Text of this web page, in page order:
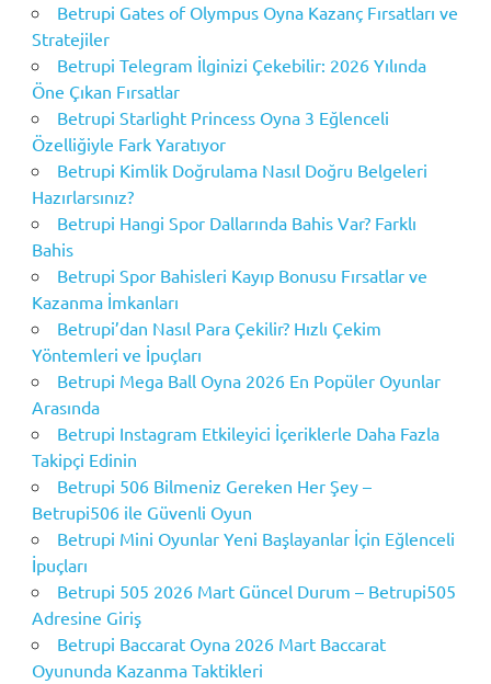
Betrupi Gates of Olympus Oyna Kazanç Fırsatları ve
Stratejiler
Betrupi Telegram İlginizi Çekebilir: 2026 Yılında
Öne Çıkan Fırsatlar
Betrupi Starlight Princess Oyna 3 Eğlenceli
Özelliğiyle Fark Yaratıyor
Betrupi Kimlik Doğrulama Nasıl Doğru Belgeleri
Hazırlarsınız?
Betrupi Hangi Spor Dallarında Bahis Var? Farklı
Bahis
Betrupi Spor Bahisleri Kayıp Bonusu Fırsatlar ve
Kazanma İmkanları
Betrupi’dan Nasıl Para Çekilir? Hızlı Çekim
Yöntemleri ve İpuçları
Betrupi Mega Ball Oyna 2026 En Popüler Oyunlar
Arasında
Betrupi Instagram Etkileyici İçeriklerle Daha Fazla
Takipçi Edinin
Betrupi 506 Bilmeniz Gereken Her Şey –
Betrupi506 ile Güvenli Oyun
Betrupi Mini Oyunlar Yeni Başlayanlar İçin Eğlenceli
İpuçları
Betrupi 505 2026 Mart Güncel Durum – Betrupi505
Adresine Giriş
Betrupi Baccarat Oyna 2026 Mart Baccarat
Oyununda Kazanma Taktikleri